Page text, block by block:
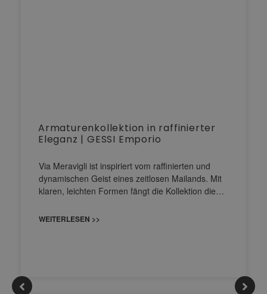
Armaturenkollektion in raffinierter
Eleganz | GESSI Emporio
Via Meravigli ist inspiriert vom raffinierten und
dynamischen Geist eines zeitlosen Mailands. Mit
klaren, leichten Formen fängt die Kollektion die…
WEITERLESEN >>